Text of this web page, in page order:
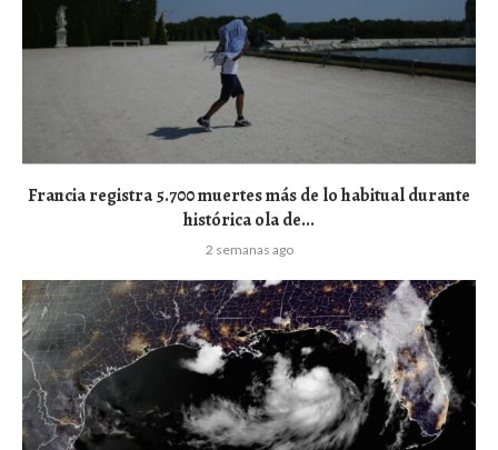
Francia registra 5.700 muertes más de lo habitual durante
histórica ola de...
2 semanas ago